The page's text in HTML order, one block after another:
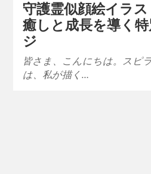
守護霊似顔絵イラ
癒しと成長を導く
ジ
皆さま、こんにちは。スピ
は、私が描く…